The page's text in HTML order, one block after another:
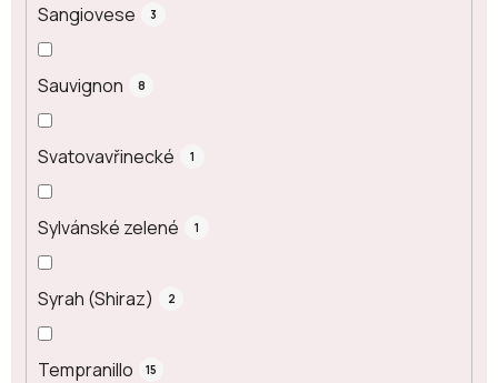
Sangiovese 3
Sauvignon 8
Svatovavřinecké 1
Sylvánské zelené 1
Syrah (Shiraz) 2
Tempranillo 15